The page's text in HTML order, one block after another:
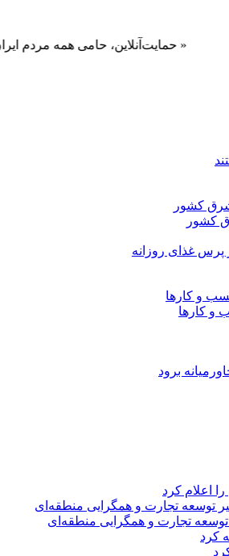
« حمایت‌آنلاین، حامی همه مردم ایران »
کشور
و کارها
برود
اعلام کرد
توسعه تجارت و همگرایی منطقه‌ای